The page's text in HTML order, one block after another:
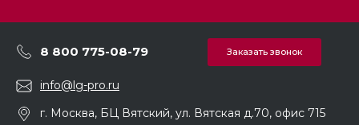
8 800 775-08-79 Заказать звонок
info@lg-pro.ru
г. Москва, БЦ Вятский, ул. Вятская д.70, офис 715